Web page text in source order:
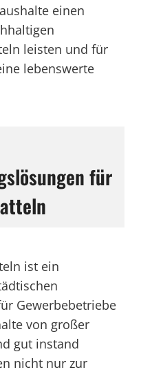
einen
leisten und für
lebenswerte
für
ist ein
Gewerbebetriebe
von großer
gut instand
nicht nur zur